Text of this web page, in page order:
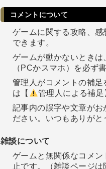
コメントについて
ゲームに関する攻略、感
できます。
ゲームが動かないときは
（PCかスマホ）を必ず
管理人がコメントの補
は【
管理人による補足
記事内の誤字や文章がお
ださい。いつもありがと
雑談について
ゲームと無関係なコメ
止です。（雑談ページは